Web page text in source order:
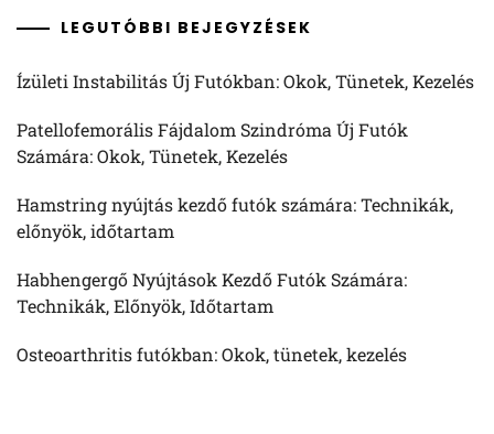
LEGUTÓBBI BEJEGYZÉSEK
Ízületi Instabilitás Új Futókban: Okok, Tünetek, Kezelés
Patellofemorális Fájdalom Szindróma Új Futók
Számára: Okok, Tünetek, Kezelés
Hamstring nyújtás kezdő futók számára: Technikák,
előnyök, időtartam
Habhengergő Nyújtások Kezdő Futók Számára:
Technikák, Előnyök, Időtartam
Osteoarthritis futókban: Okok, tünetek, kezelés